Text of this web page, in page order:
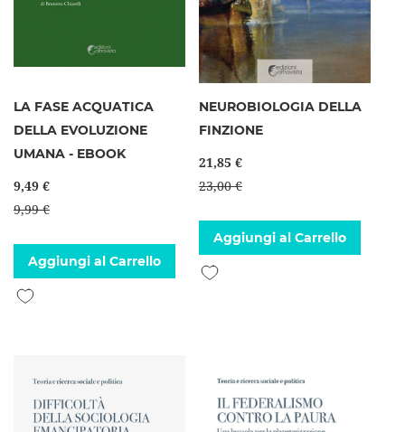
LA FASE ACQUATICA
DELLA EVOLUZIONE
UMANA - EBOOK
9,49 €
9,99 €
Aggiungi al Carrello
Aggiungi alla lista desideri
NEUROBIOLOGIA DELLA
FINZIONE
21,85 €
23,00 €
Aggiungi al Carrello
Aggiungi alla lista desideri